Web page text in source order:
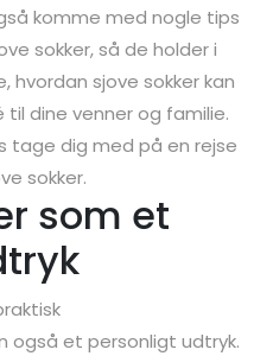
komme med nogle tips
sokker, så de holder i
hvordan sjove sokker kan
dine venner og familie.
tage dig med på en rejse
sokker.
som et
også et personligt udtryk.